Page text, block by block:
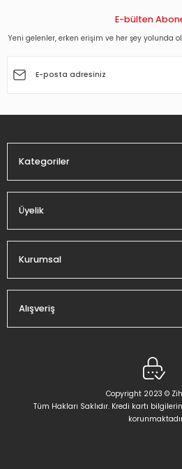
Görüş ve önerileriniz için teşekkür
Ürün açıklamasında eksik bilgiler
E-bülten
Yeni gelenler, erken erişim ve her şey yolunda
Kategoriler
Üyelik
Kurumsal
Alışveriş
Copyright 2023 ©
Tüm Hakları Saklıdır. Kredi kartı